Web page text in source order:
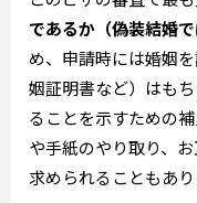
であるか（偽装結婚で
め、申請時には婚姻
姻証明書など）はも
ることを示すための
や手紙のやり取り、
求められることもあり